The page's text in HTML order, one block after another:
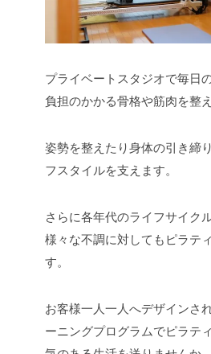
プライベートスタジオで毎日
負担のかかる骨格や筋肉を整
姿勢を整えたり身体の引き締
フスタイルを支えます。
さらに各年代のライフサイク
様々な不調に対してもピラテ
す。
お客様一人一人へデザインさ
ーニングプログラムでピラテ